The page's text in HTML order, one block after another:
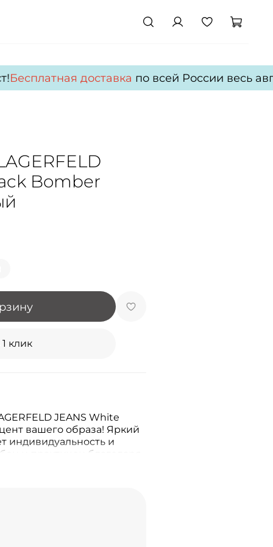
доставкапо всей России весь
Bomber
клик
JEANS White
вашего образа! Яркий
индивидуальность и
и практичен благодаря
Дизайн от